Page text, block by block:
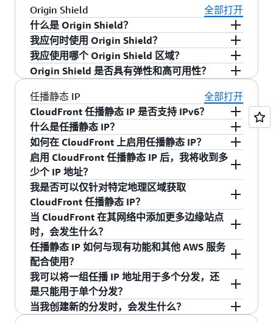
Streaming over HTTP (MPEG-DASH)、Adobe 的
HTTP Dynamic Streaming (HDS) 和 Microsoft
Smooth Streaming。这些协议与网页和其他在线
内容的分发不同，因为流式处理协议是实时分发
媒体内容，查看者可在内容传输的同时进行观
看。流式处理内容可为您和最终用户提供多种潜
在优势：
流式处理让查看者能够更多地控制观看体验。
例如，与使用传统下载分发相比，使用流式处
理让查看者能够更轻松地在视频中向前和向后
搜寻。
流式处理让您能够更好地控制内容，因为在查
看者看完视频之后，其客户端或本地驱动器上
不会留存任何文件。
流式处理能够帮助您降低成本，因为它只分发
查看者实际观看的那部分媒体文件。相反，传
统下载通常会向查看者分发整个媒体文件，即
便他们仅观看文件的一部分也是如此。
前已经使用AWS Elemental MediaConvert等工具
转换为 HLS、MPEG-DASH 或 Microsoft Smooth
Streaming 格式，则您可以使用Amazon
CloudFront Web 分发来流式传输此格式文件，而
无需运行任何媒体服务器。
另外，您还可以在 Amazon EC2 上运行第三方流
式处理服务器（例如，AWS Marketplace 上提供
的 Wowza Media Server），它会将媒体文件转换
为所需的 HTTP 流格式。然后，可以将该服务器
指定为 Amazon CloudFront Web 分发的原始服务
器。
请在 AWS 页面访问视频点播（VOD）
，以了解更
多信息。
何可输出基于 HTTP 的流的实时视频创作服务
（例如 AWS Elemental MediaPackage
Elemental MediaStore）结合使用。
MediaPackage 是一种视频创作和即时打包服务，
支持视频分销商使用多种交付和内容保护标准，
以安全可靠的方式大规模分发流内容。
MediaStore 是一种 HTTP 创作和存储服务，可提
供实时媒体所需的高性能、即时一致性和可预测
的低延迟，以及安全持久的 Amazon 存储。
请访问AWS 实时视频流页面，了解更多信息。
媒体质量感知弹性（MQAR）是 Amazon
CloudFront 与 AWS Media Services 之间的一项集
成功能，它可以根据动态生成的视频质量分数提
供跨区域源选择和失效转移。借助 MQAR，您可
以在两个不同的 AWS 区域中部署一个冗余的 AWS
媒体服务工作流，以实现弹性的直播活动交付。
当您为分发启用 MQAR 功能时，就会授权
CloudFront 自动选择被认为具有最高质量分数的
源。质量分数代表您从源感知到的媒体流式传输
质量问题，例如黑帧、冻结帧、丢帧或者重复
帧。例如，如果您的 AWS Elemental
MediaPackage v2 源部署在两个不同的 AWS 区域
中，而且一个区域报告的媒体质量分数高于另一
个区域，CloudFront 会自动切换到报告更高分数
的那个源。此功能模拟持续“监控”，以提供直播活
动和全天候节目频道，旨在帮助为观众提供高质
量的体验。您可以在 CloudFront开发人员指南中
阅读有关 MQAR 的更多信息。
Origin Shield
全部打开
什么是 Origin Shield？
Origin Shield 是一个集中化的缓存层，有助于提
高缓存命中率，从而减少源服务器上的负载。
Origin Shield 还可以跨区域折叠请求，以便只有
一个请求传入每个对象的源服务器，从而降低源
服务器的运维成本。启用后，CloudFront 会通过
Origin Shield 路由所有源服务器提取，并且如果
内容尚未存储在 Origin Shield 缓存中，则
CloudFront 只会向源服务器发送一个请求。
我应何时使用 Origin Shield？
Origin Shield 非常适合观众分布在不同地理区域
的工作负载，或者涉及视频流的即时打包、传输
中图像处理或类似过程的工作负载。Origin Shield
置于源服务器之前将减少源服务器提取的冗余数
量，方法是首先检查其中心缓存，并仅对 Origin
Shield 缓存中尚未包含的内容进行合并的源服务
器提取。类似地，Origin Shield 还可以在多 CDN
架构中使用，通过将 Amazon CloudFront 定位为
其他 CDN 的源服务器来减少跨 CDN 的重复源服
务器提取次数。请参阅《Amazon CloudFront 开
发人员指南》，了解与之相关的更多详细信息以
及其他Origin Shield 应用场景。
我应使用哪个 Origin Shield 区域？
Amazon CloudFront 在 CloudFront 具有区域性边
缘缓存的 AWS 区域中提供 Origin Shield。当您启
用 Origin Shield 时，应为 Origin Shield 选择对源
服务器延迟最低的 AWS 区域。您可将 Origin
Shield 用于 AWS 区域中的源服务器，也可以用于
AWS 之外的源服务器。有关更多信息，请参阅
《Amazon CloudFront 开发人员指南》中的为
Origin Shield选择 AWS 区域。
Origin Shield 是否具有弹性和高可用性？
可以。所有 Origin Shield 区域均使用跨多个可用
区的高度可用架构进行构建，并且具有 auto-
scaling Amazon EC2 实例队列。如果 Origin
Shield 主位置不可用，则从 CloudFront 位置到
Origin Shield 的连接还会对每个请求使用活动错
误跟踪，从而将请求自动路由到 Origin Shield 备
用位置。
任播静态 IP
全部打开
CloudFront 任播静态 IP 是否支持 IPv6？
支持。CloudFront 任播静态 IP 通过双栈配置支持
IPv6。启用双栈后，您将同时获得 IPv4 和 IPv6 地
址。这使您的内容可以通过 IPv4 和 IPv6 两种协议
访问，确保兼容所有现代客户端与网络。
什么是任播静态 IP？
Amazon CloudFront 的任播静态 IP 是一组静态 IP
地址，允许您连接到全球所有 CloudFront 边缘站
点。它们提供了一个小型的静态 IP 列表，可用于
零费率计费（网络提供商在适当协议下免除特定
IP 地址的数据费用）以及为加强安全状况而设置
客户端允许列表等使用案例。通过使用任播静态
IP，可以消除不断更新允许列表或 IP 映射的操作
挑战，因为同一组 IP 适用于 CloudFront 的整个全
球网络，同时仍然可以享受 CloudFront 的所有功
能。
如何在 CloudFront 上启用任播静态 IP？
要启用任播静态 IP，需要先在您的 AWS 账户中请
求并创建一个任播静态 IP 列表。创建列表后，您
可以将 CloudFront 分发与任播静态 IP 列表关联。
这可以通过 AWS 管理控制台上的任播静态 IP 部
分来完成，或者通过编辑每个分发并从下拉菜单
中选择所需的任播静态 IP 列表来完成。保存这些
更改后，您可以从 AWS 管理控制台中显示的列表
或通过 API 复制或下载与您的分发关联的特定静
态 IP 地址集
启用 CloudFront 任播静态 IP 后，我将收到多
少个 IP 地址？
您获得的 IP 地址数量取决于使用场景和 IP 版本设
置：
对于 IP 允许列表使用场景：纯 IPv4：21 个 IP 地
址；双栈（IPv4 + IPv6）：21 个 IPv4 地址和 21
个 IPv6 地址
对于 Apex 域使用场景：纯 IPv4：3 个 IP 地址；
双栈（IPv4 + IPv6）：3 个 IPv4 地址和 3 个 IPv6
地址
我是否可以仅针对特定地理区域获取
CloudFront 任播静态 IP？
不可以。CloudFront 任播仅适用于分布在不同地
理区域的 IP。
当 CloudFront 在其网络中添加更多边缘站点
时，会发生什么？
随着 CloudFront 添加新的边缘站点，您的任播静
态 IP 列表将继续保持有效。我们将酌情公布来自
新边缘站点的 IP。
任播静态 IP 如何与现有功能和其他 AWS 服务
配合使用？
所有 CloudFront 功能均可与任播配合使用，但有
三个明显的例外：1/ 任播静态 IP 不支持无法支持
SNI 的旧客户端，2/ 使用任播静态 IP 时，需要使
我可以将一组任播 IP 地址用于多个分发，还
是只能用于单个分发？
您可以将任播静态 IP 与多个分发一起使用，但它
当我创建新的分发时，会发生什么？